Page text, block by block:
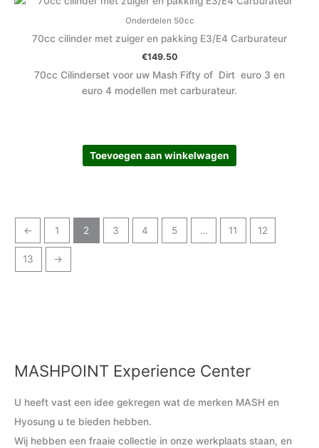
Onderdelen 50cc
70cc cilinder met zuiger en pakking E3/E4 Carburateur
€149.50
70cc Cilinderset voor uw Mash Fifty of Dirt euro 3 en
euro 4 modellen met carburateur.
Toevoegen aan winkelwagen
← 1 2 3 4 5 … 11 12
13 →
MASHPOINT Experience Center
U heeft vast een idee gekregen wat de merken MASH en
Hyosung u te bieden hebben.
Wij hebben een fraaie collectie in onze werkplaats staan, en